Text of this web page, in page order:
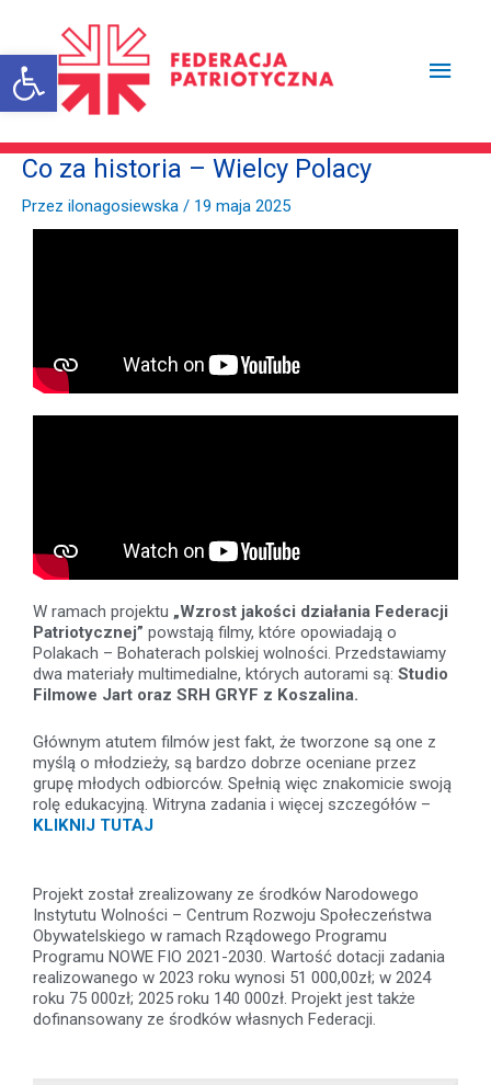
Otwórz pasek narzędzi
treści
Co za historia – Wielcy Polacy
Przez ilonagosiewska / 19 maja 2025
W ramach projektu „Wzrost jakości działania Federacji
Patriotycznej” powstają filmy, które opowiadają o
Polakach – Bohaterach polskiej wolności. Przedstawiamy
dwa materiały multimedialne, których autorami są: Studio
Filmowe Jart oraz SRH GRYF z Koszalina.
Głównym atutem filmów jest fakt, że tworzone są one z
myślą o młodzieży, są bardzo dobrze oceniane przez
grupę młodych odbiorców. Spełnią więc znakomicie swoją
rolę edukacyjną. Witryna zadania i więcej szczegółów –
KLIKNIJ TUTAJ
Projekt został zrealizowany ze środków Narodowego
Instytutu Wolności – Centrum Rozwoju Społeczeństwa
Obywatelskiego w ramach Rządowego Programu
Programu NOWE FIO 2021-2030. Wartość dotacji zadania
realizowanego w 2023 roku wynosi 51 000,00zł; w 2024
roku 75 000zł; 2025 roku 140 000zł. Projekt jest także
dofinansowany ze środków własnych Federacji.